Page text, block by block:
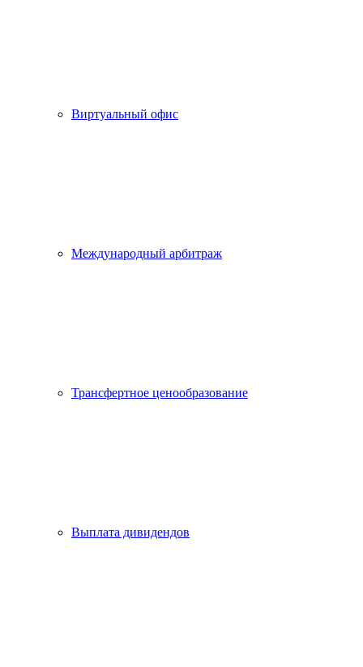
Виртуальный офис
Международный арбитраж
Трансфертное ценообразование
Выплата дивидендов